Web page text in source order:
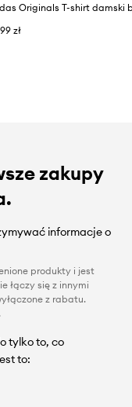
zł
zakupy
informacje o
produkty i jest
łączy się z innymi
z rabatu.
tylko to, co
to: